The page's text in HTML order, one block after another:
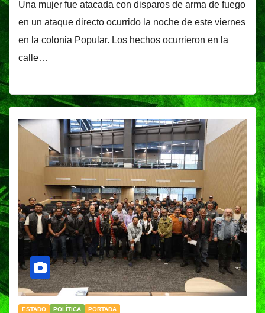
Una mujer fue atacada con disparos de arma de fuego
en un ataque directo ocurrido la noche de este viernes
en la colonia Popular. Los hechos ocurrieron en la
calle…
ESTADO POLÍTICA PORTADA